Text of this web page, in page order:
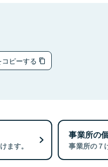
ピーする
ます。
事業所の
事業所の７